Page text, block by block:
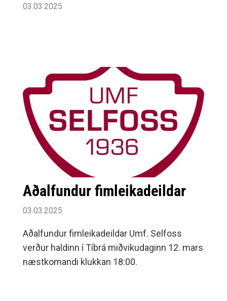
03.03.2025
Aðalfundur fimleikadeildar
03.03.2025
Aðalfundur fimleikadeildar Umf. Selfoss
verður haldinn í Tíbrá miðvikudaginn 12. mars
næstkomandi klukkan 18:00.